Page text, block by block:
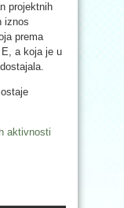
projektnih
iznos
prema
a koja je u
aktivnosti